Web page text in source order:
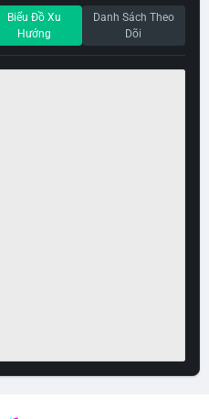
Biểu Đồ Xu
Hướng
Danh Sách Theo
Dõi